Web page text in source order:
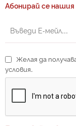
Абонирай се
Желая да
условия.